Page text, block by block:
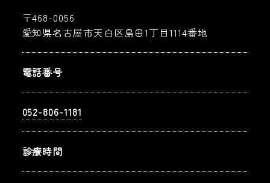
〒468-0056
愛知県名古屋市天白区島田1丁目1114番地
電話番号
052-806-1181
診療時間